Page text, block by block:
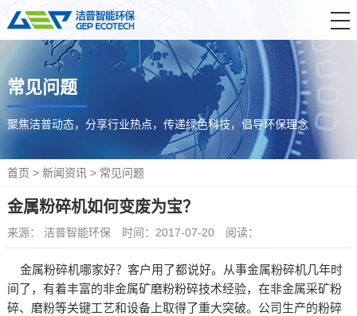
首 页
解决方案
服务支持
常见问题
聚焦洁普动态，分享行业热点，传递绿色科技，倡导环保理念
首页 > 新闻资讯 > 常见问题
金属粉碎机如何变废为宝？
来源： 洁普智能环保 时间：2017-07-20 阅读：
金属粉碎机哪家好？客户用了都说好。从事金属粉碎机几年时
间了，有着丰富的非金属矿磨粉粉碎技术经验，在非金属采矿粉
碎、磨粉等关键工艺和设备上取得了重大突破。公司生产的粉碎